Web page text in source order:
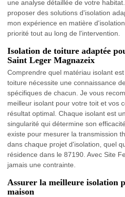
une analyse détaillée de votre
proposer des solutions d'isolation
mon expérience en matière
priorité tout au long de l'intervention.
Isolation de toiture adaptée
Saint Leger Magnazeix
Comprendre quel matériau isolant
toiture nécessite une connaissance
spécifiques de chacun. Je vous
meilleur isolant pour votre toit et vos
résultat optimal. Chaque isolant est
singularité qui détermine son
existe pour mesurer la transmission
dans chaque projet d'isolation, quel
résidence dans le 87190. Avec Site
jamais une contrainte.
Assurer la meilleure isolation
maison